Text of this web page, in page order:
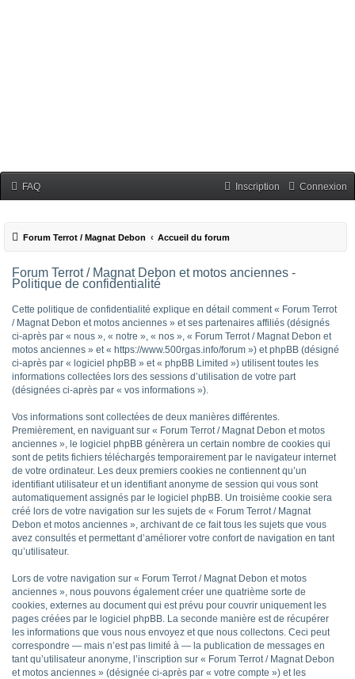
FAQ Connexion
Inscription
Forum Terrot / Magnat Debon Accueil du forum
Forum Terrot / Magnat Debon et motos anciennes -
Politique de confidentialité
Cette politique de confidentialité explique en détail comment « Forum Terrot
/ Magnat Debon et motos anciennes » et ses partenaires affiliés (désignés
ci-après par « nous », « notre », « nos », « Forum Terrot / Magnat Debon et
motos anciennes » et « https://www.500rgas.info/forum ») et phpBB (désigné
ci-après par « logiciel phpBB » et « phpBB Limited ») utilisent toutes les
informations collectées lors des sessions d’utilisation de votre part
(désignées ci-après par « vos informations »).
Vos informations sont collectées de deux manières différentes.
Premièrement, en naviguant sur « Forum Terrot / Magnat Debon et motos
anciennes », le logiciel phpBB génèrera un certain nombre de cookies qui
sont de petits fichiers téléchargés temporairement par le navigateur internet
de votre ordinateur. Les deux premiers cookies ne contiennent qu’un
identifiant utilisateur et un identifiant anonyme de session qui vous sont
automatiquement assignés par le logiciel phpBB. Un troisième cookie sera
créé lors de votre navigation sur les sujets de « Forum Terrot / Magnat
Debon et motos anciennes », archivant de ce fait tous les sujets que vous
avez consultés et permettant d’améliorer votre confort de navigation en tant
qu’utilisateur.
Lors de votre navigation sur « Forum Terrot / Magnat Debon et motos
anciennes », nous pouvons également créer une quatrième sorte de
cookies, externes au document qui est prévu pour couvrir uniquement les
pages créées par le logiciel phpBB. La seconde manière est de récupérer
les informations que vous nous envoyez et que nous collectons. Ceci peut
correspondre — mais n’est pas limité à — la publication de messages en
tant qu’utilisateur anonyme, l’inscription sur « Forum Terrot / Magnat Debon
et motos anciennes » (désignée ci-après par « votre compte ») et les